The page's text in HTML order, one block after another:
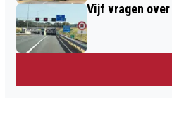
Vijf vragen